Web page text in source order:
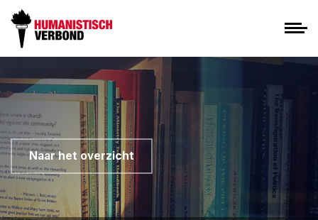
Naar het overzicht